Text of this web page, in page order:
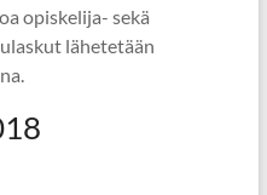
opiskelija- sekä
lähetetään